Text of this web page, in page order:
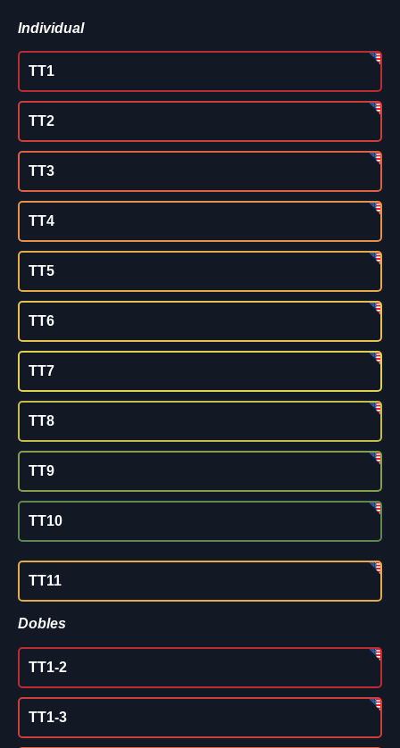
Individual
TT1
TT2
TT3
TT4
TT5
TT6
TT7
TT8
TT9
TT10
TT11
Dobles
TT1-2
TT1-3